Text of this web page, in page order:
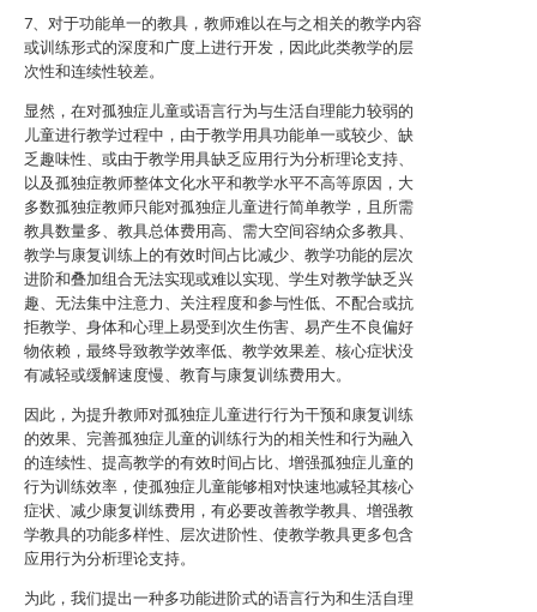
7、对于功能单一的教具，教师难以在与之相关的教学内容
或训练形式的深度和广度上进行开发，因此此类教学的层
次性和连续性较差。
显然，在对孤独症儿童或语言行为与生活自理能力较弱的
儿童进行教学过程中，由于教学用具功能单一或较少、缺
乏趣味性、或由于教学用具缺乏应用行为分析理论支持、
以及孤独症教师整体文化水平和教学水平不高等原因，大
多数孤独症教师只能对孤独症儿童进行简单教学，且所需
教具数量多、教具总体费用高、需大空间容纳众多教具、
教学与康复训练上的有效时间占比减少、教学功能的层次
进阶和叠加组合无法实现或难以实现、学生对教学缺乏兴
趣、无法集中注意力、关注程度和参与性低、不配合或抗
拒教学、身体和心理上易受到次生伤害、易产生不良偏好
物依赖，最终导致教学效率低、教学效果差、核心症状没
有减轻或缓解速度慢、教育与康复训练费用大。
因此，为提升教师对孤独症儿童进行行为干预和康复训练
的效果、完善孤独症儿童的训练行为的相关性和行为融入
的连续性、提高教学的有效时间占比、增强孤独症儿童的
行为训练效率，使孤独症儿童能够相对快速地减轻其核心
症状、减少康复训练费用，有必要改善教学教具、增强教
学教具的功能多样性、层次进阶性、使教学教具更多包含
应用行为分析理论支持。
为此，我们提出一种多功能进阶式的语言行为和生活自理